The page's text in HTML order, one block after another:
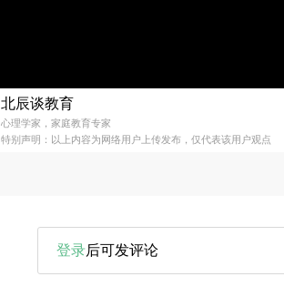
北辰谈教育
心理学家，家庭教育专家
特别声明：以上内容为网络用户上传发布，仅代表该用户观点
登录后可发评论